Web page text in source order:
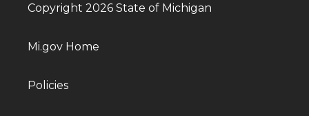
Copyright 2026 State of Michigan
Mi.gov Home
Policies